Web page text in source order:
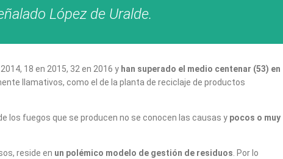
López de Uralde.
18 en 2015, 32 en 2016 y han superado el medio centenar (53) en
llamativos, como el de la planta de reciclaje de productos
los fuegos que se producen no se conocen las causas y pocos o muy
reside en un polémico modelo de gestión de residuos . Por lo